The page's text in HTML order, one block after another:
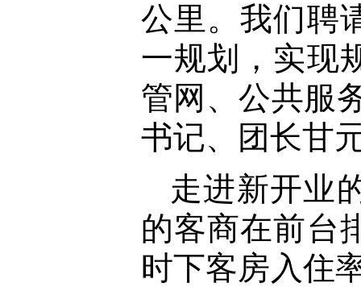
公里。我们聘
一规划，实现
管网、公共服
书记、团长甘
走进新开业
的客商在前台
时下客房入住